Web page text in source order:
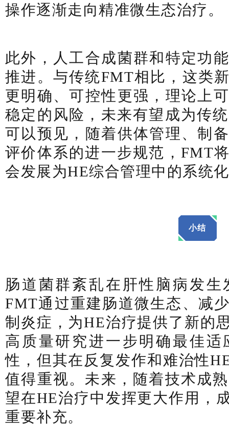
操作逐渐走向精准微生态治疗。
此外，人工合成菌群和特定功
推进。与传统FMT相比，这类
更明确、可控性更强，理论上
稳定的风险，未来有望成为传
可以预见，随着供体管理、制
评价体系的进一步规范，FMT
会发展为HE综合管理中的系统
小结
肠道菌群紊乱在肝性脑病发
FMT通过重建肠道微生态、减
制炎症，为HE治疗提供了新的
高质量研究进一步明确最佳
性，但其在反复发作和难治性
值得重视。未来，随着技术成
望在HE治疗中发挥更大作用，
重要补充。